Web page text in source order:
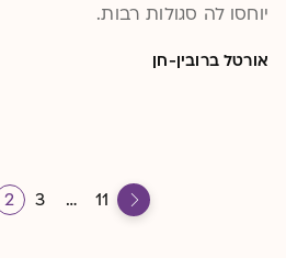
יוחסו לה סגולות רבות.
אורטל ברובין-חן
2 3 … 11